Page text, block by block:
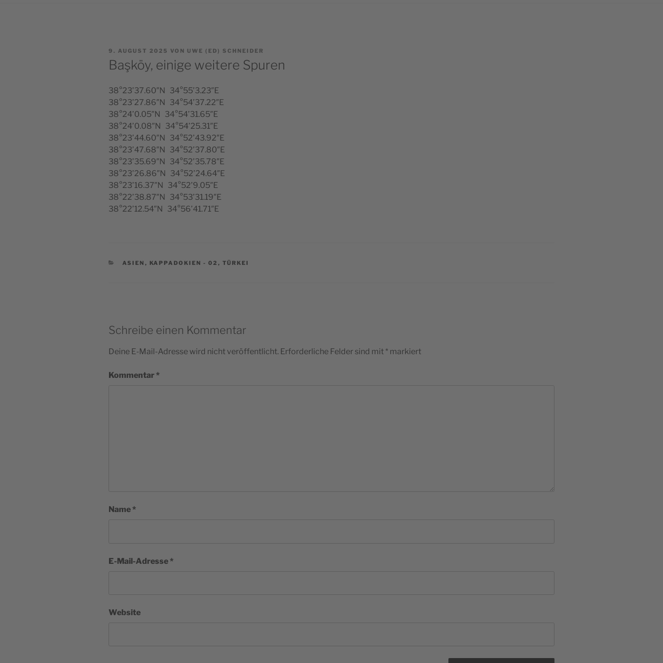
VERÖFFENTLICHT
9. AUGUST 2025 VON UWE (ED) SCHNEIDER
Başköy, einige weitere Spuren
38°23’37.60″N 34°55’3.23″E
38°23’27.86″N 34°54’37.22″E
38°24’0.05″N 34°54’31.65″E
38°24’0.08″N 34°54’25.31″E
38°23’44.60″N 34°52’43.92″E
38°23’47.68″N 34°52’37.80″E
38°23’35.69″N 34°52’35.78″E
38°23’26.86″N 34°52’24.64″E
38°23’16.37″N 34°52’9.05″E
38°22’38.87″N 34°53’31.19″E
38°22’12.54″N 34°56’41.71″E
KATEGORIEN
ASIEN , KAPPADOKIEN - 02 , TÜRKEI
Schreibe einen Kommentar
Deine E-Mail-Adresse wird nicht veröffentlicht. Erforderliche Felder sind mit * markiert
Kommentar *
Name *
E-Mail-Adresse *
Website